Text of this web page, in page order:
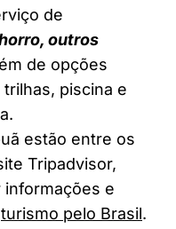
de
outros
de opções
piscina e
estão entre os
Tripadvisor,
e
turismo pelo Brasil.